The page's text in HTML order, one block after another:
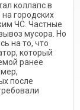
коллапс в
городских
ЧС. Частные
мусора. Но
на то, что
который
ранее
после